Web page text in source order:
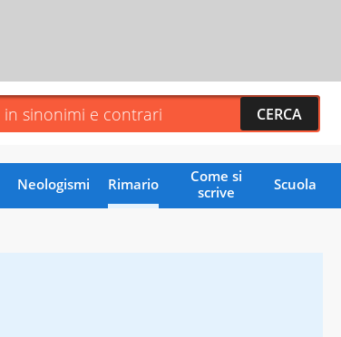
Neologismi Rimario
Come si
scrive
Scuola